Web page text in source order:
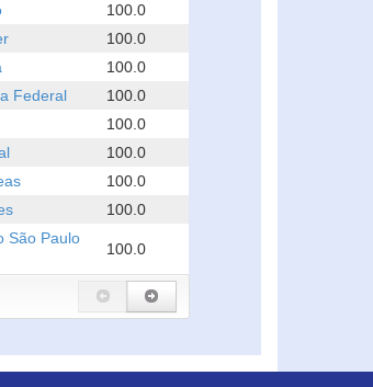
100.0
100.0
100.0
Federal
100.0
100.0
100.0
100.0
100.0
São Paulo
100.0